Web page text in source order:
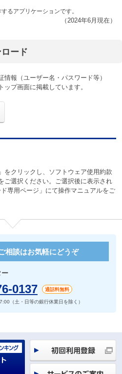
るアプリケーションです。
（2024年6月現在）
ード
報（ユーザー名・パスワード等）
プ画面に掲載しています。
をクリックし、ソフトウェア使用約款
ご選択ください。ご選択後に表示され
専用ページ」にて操作マニュアルをご
相談はお気軽にどうぞ
0137 通話料無料
（土・日等の銀行休業日を除く）